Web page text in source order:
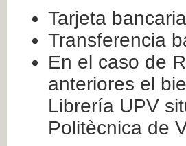
Tarjeta
Transferencia
En el caso de
anteriores el
Librería UPV
Politècnica de